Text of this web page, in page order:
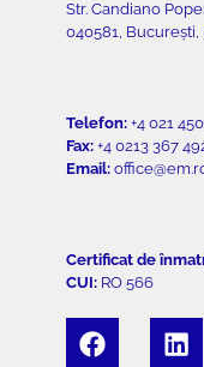
Str. Candiano
040581, București,
Telefon:+4 021
Fax:+4 0213 367
Email:
Certificat de
CUI: RO 566